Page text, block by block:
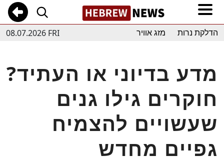
08.07.2026 FRI הדלקת נרות מזג אוויר
מדע בדיוני או העתיד?
חוקרים גילו גנים
שעשויים להצמיח
גפיים מחדש